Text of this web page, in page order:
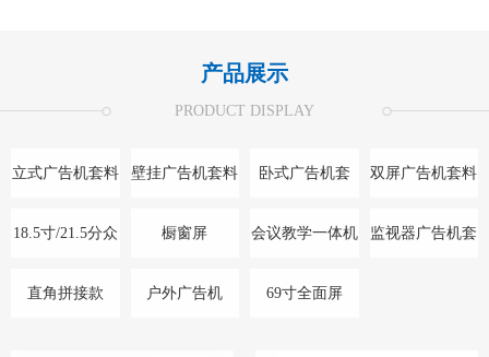
产品展示
PRODUCT DISPLAY
立式广告机套料 壁挂广告机套料 卧式广告机套
料/底座
双屏广告机套料
18.5寸/21.5分众
款
橱窗屏 会议教学一体机 监视器广告机套
直角拼接款 户外广告机 69寸全面屏